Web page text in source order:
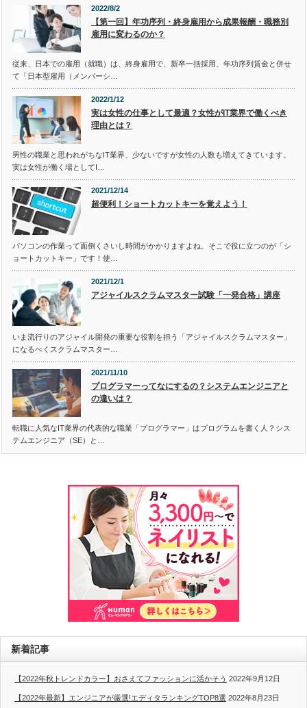
2022/8/2
【第一回】年功序列・終身雇用から成果報酬・職務別
雇用に変わるのか？
従来、日本での雇用（就職）は、終身雇用で、新卒一括採用、年功序列賃金と併せ
て「日本型雇用（メンバーシ…
2022/1/12
実は女性の仕事として最適？女性がIT業界で働くべき
理由とは？
男性の職業と思われがちなIT業界、少ないですが女性の人数も増えてきています。
実は女性が働く場としてI…
2021/12/14
超便利！ショートカットキーを覚えよう！
パソコンの作業って面倒くさいし時間がかかりますよね。そこで役に立つのが「シ
ョートカットキー」です！使…
2021/12/1
アジャイルスクラムマスター試験「一発合格」講座
いま流行りのアジャイル開発の重要な役割を担う「アジャイルスクラムマスター」
になるべくスクラムマスター…
2021/11/10
プログラマーってなにするの？システムエンジニアと
の違いは？
転職に人気なIT業界の代表的な職業「プログラマー」はプログラムを書く人？シス
テムエンジニア（SE）と…
新着記事
【2022年秋トレンドカラー】おさえてファッションに活かそう 2022年9月12日
【2022年最新】エンジニアが厳選!エディタランキングTOP8選 2022年8月23日